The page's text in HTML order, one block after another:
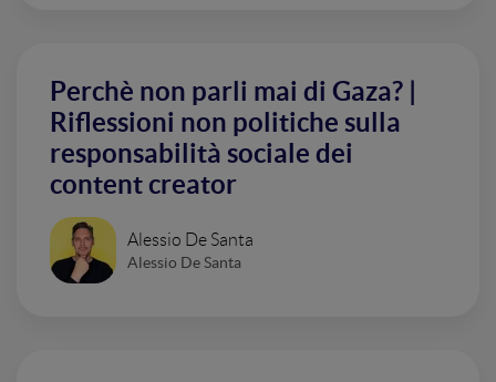
Perchè non parli mai di Gaza? |
Riflessioni non politiche sulla
responsabilità sociale dei
content creator
Alessio De Santa
Alessio De Santa